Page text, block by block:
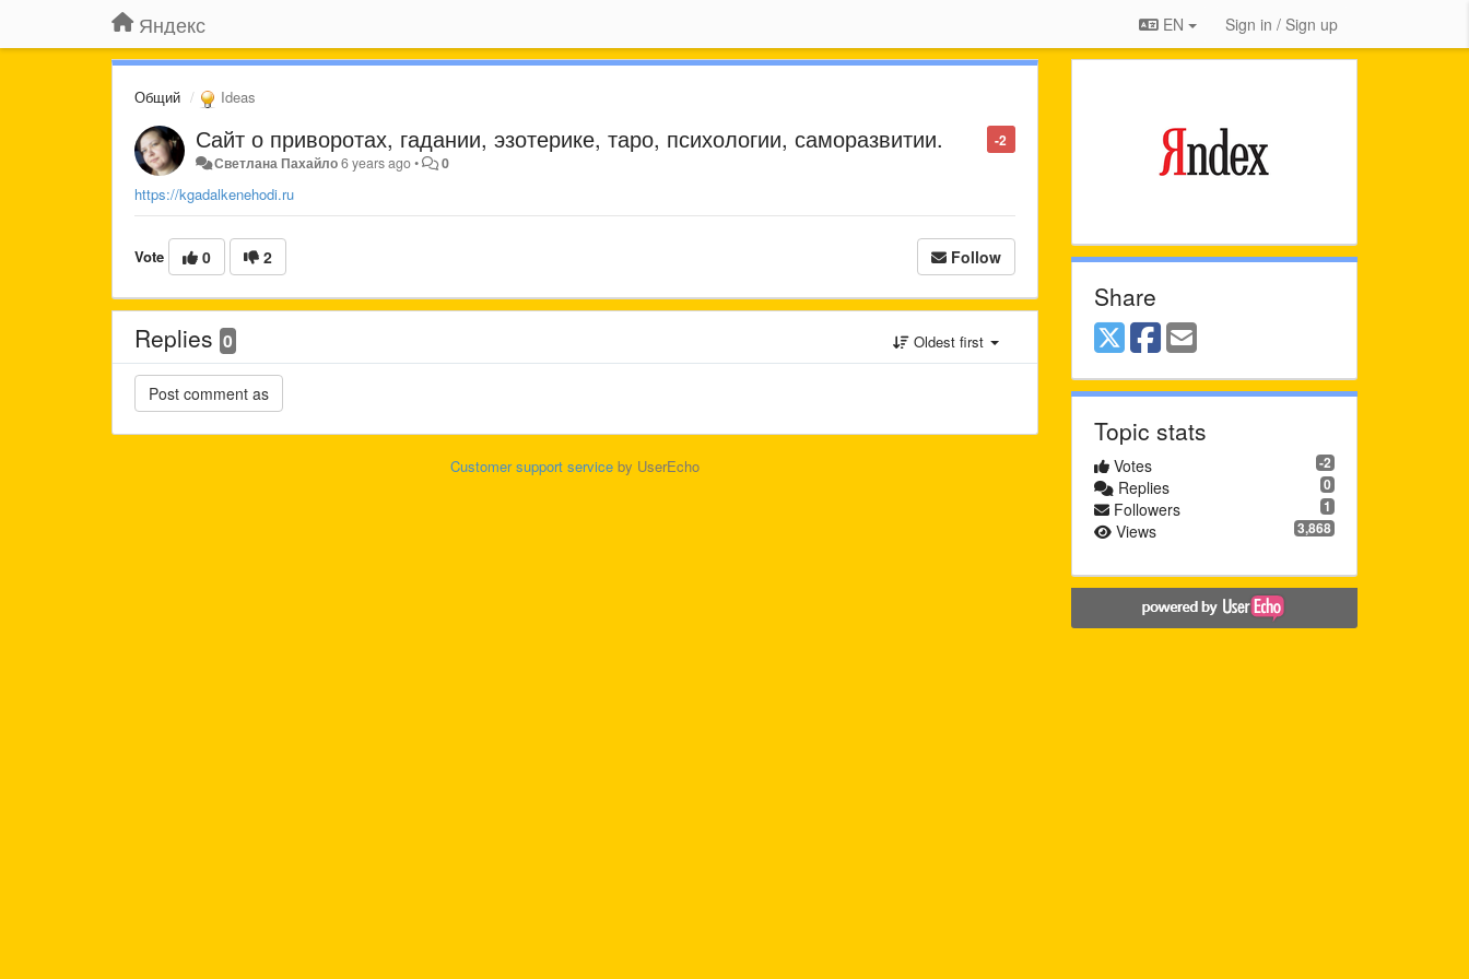
Яндекс EN Sign in / Sign up
Общий Ideas
-2
Сайт о приворотах, гадании, эзотерике, таро, психологии, саморазвитии.
Светлана Пахайло6 years ago• 0
https://kgadalkenehodi.ru
Vote 0 2 Follow
Replies 0 Oldest first
Customer support serviceby UserEcho
Share
Topic stats
-2
Votes
0
Replies
1
Followers
3,868
Views